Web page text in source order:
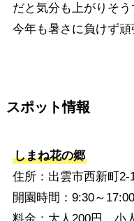
だと気分も上がりそ
今年も暑さに負けず頑
スポット情報
しまね花の郷
住所：出雲市西新町2-
開園時間：9:30～
料金：大人200円、小